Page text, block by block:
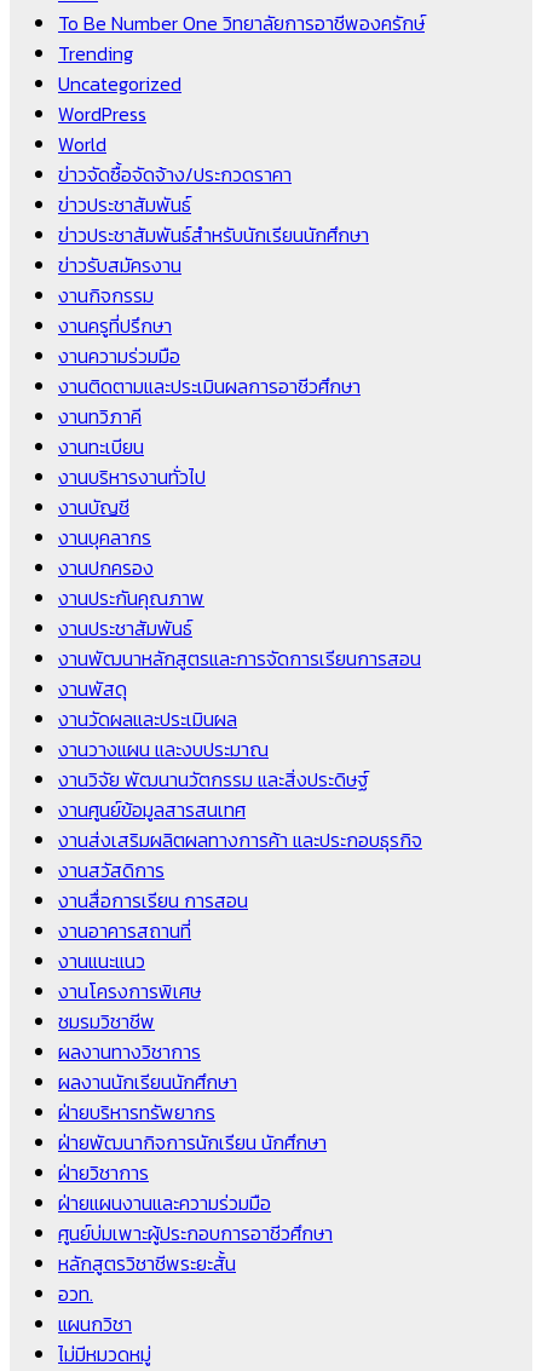
To Be Number One วิทยาลัยการอาชีพองครักษ์
Trending
Uncategorized
WordPress
World
ข่าวจัดซื้อจัดจ้าง/ประกวดราคา
ข่าวประชาสัมพันธ์
ข่าวประชาสัมพันธ์สำหรับนักเรียนนักศึกษา
ข่าวรับสมัครงาน
งานกิจกรรม
งานครูที่ปรึกษา
งานความร่วมมือ
งานติดตามและประเมินผลการอาชีวศึกษา
งานทวิภาคี
งานทะเบียน
งานบริหารงานทั่วไป
งานบัญชี
งานบุคลากร
งานปกครอง
งานประกันคุณภาพ
งานประชาสัมพันธ์
งานพัฒนาหลักสูตรและการจัดการเรียนการสอน
งานพัสดุ
งานวัดผลและประเมินผล
งานวางแผน และงบประมาณ
งานวิจัย พัฒนานวัตกรรม และสิ่งประดิษฐ์
งานศูนย์ข้อมูลสารสนเทศ
งานส่งเสริมผลิตผลทางการค้า และประกอบธุรกิจ
งานสวัสดิการ
งานสื่อการเรียน การสอน
งานอาคารสถานที่
งานแนะแนว
งานโครงการพิเศษ
ชมรมวิชาชีพ
ผลงานทางวิชาการ
ผลงานนักเรียนนักศึกษา
ฝ่ายบริหารทรัพยากร
ฝ่ายพัฒนากิจการนักเรียน นักศึกษา
ฝ่ายวิชาการ
ฝ่ายแผนงานและความร่วมมือ
ศูนย์บ่มเพาะผู้ประกอบการอาชีวศึกษา
หลักสูตรวิชาชีพระยะสั้น
อวท.
แผนกวิชา
ไม่มีหมวดหมู่